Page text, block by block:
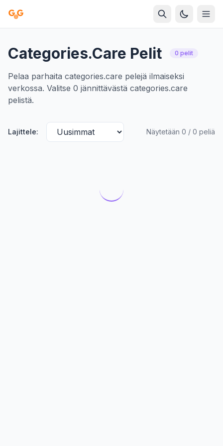
Categories.care Pelit 0 pelit
Pelaa parhaita categories.care pelejä ilmaiseksi
verkossa. Valitse 0 jännittävästä categories.care
pelistä.
Lajittele: Näytetään 0 / 0 peliä